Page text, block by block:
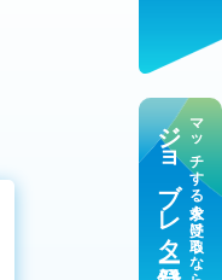
マッチする求人を受け取るなら
ジョブレター登録